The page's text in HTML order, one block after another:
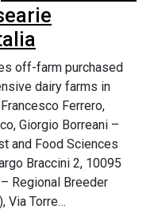
off-farm purchased
dairy farms in
Ferrero,
Giorgio Borreani –
and Food Sciences
Braccini 2, 10095
Regional Breeder
Via Torre…